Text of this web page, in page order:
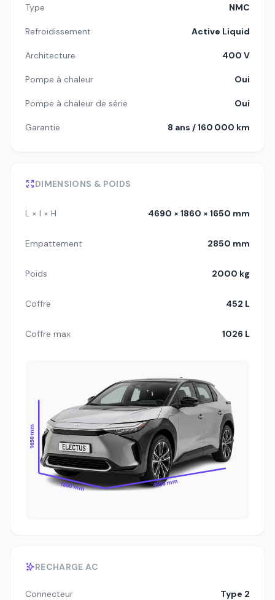
Type NMC
Refroidissement Active Liquid
Architecture 400 V
Pompe à chaleur Oui
Pompe à chaleur de série Oui
Garantie 8 ans / 160 000 km
DIMENSIONS & POIDS
L × l × H 4690 × 1860 × 1650 mm
Empattement 2850 mm
Poids 2000 kg
Coffre 452 L
Coffre max 1026 L
1650 mm
1860 mm 4690 mm
RECHARGE AC
Connecteur Type 2